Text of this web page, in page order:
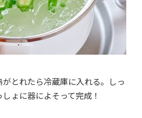
とれたら冷蔵庫に入れる。しっ
ょに器によそって完成！